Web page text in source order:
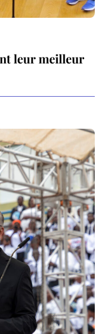
leur meilleur